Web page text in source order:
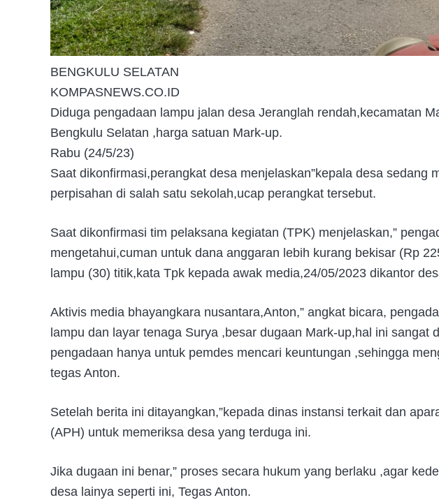
BENGKULU SELATAN
KOMPASNEWS.CO.ID
Diduga pengadaan lampu jalan desa Jeranglah rendah,kecamatan
Bengkulu Selatan ,harga satuan Mark-up.
Rabu (24/5/23)
Saat dikonfirmasi,perangkat desa menjelaskan”kepala desa sedang
perpisahan di salah satu sekolah,ucap perangkat tersebut.
Saat dikonfirmasi tim pelaksana kegiatan (TPK) menjelaskan,”
mengetahui,cuman untuk dana anggaran lebih kurang bekisar (Rp
lampu (30) titik,kata Tpk kepada awak media,24/05/2023 dikantor
Aktivis media bhayangkara nusantara,Anton,” angkat bicara,
lampu dan layar tenaga Surya ,besar dugaan Mark-up,hal ini sangat
pengadaan hanya untuk pemdes mencari keuntungan ,sehingga
tegas Anton.
Setelah berita ini ditayangkan,”kepada dinas instansi terkait dan
(APH) untuk memeriksa desa yang terduga ini.
Jika dugaan ini benar,” proses secara hukum yang berlaku ,agar
desa lainya seperti ini, Tegas Anton.